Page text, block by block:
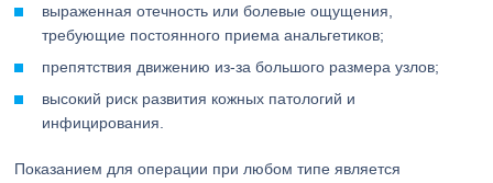
выраженная отечность или болевые ощущения,
требующие постоянного приема анальгетиков;
препятствия движению из-за большого размера узлов;
высокий риск развития кожных патологий и
инфицирования.
Показанием для операции при любом типе является